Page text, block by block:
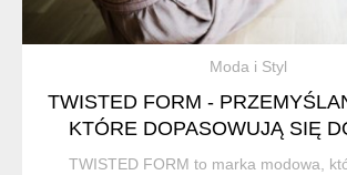
Moda i Styl
TWISTED FORM -
KTÓRE DOPASOWUJĄ SIĘ
TWISTED FORM to marka modowa,